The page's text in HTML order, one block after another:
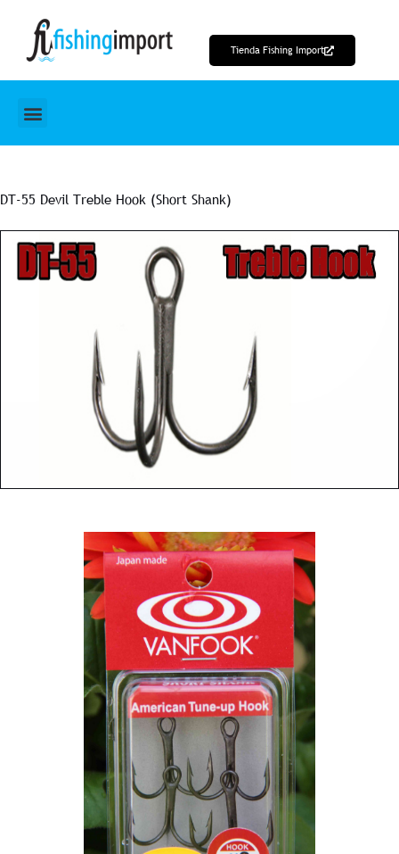
contenido
Tienda Fishing Import
DT-55 Devil Treble Hook (Short Shank)